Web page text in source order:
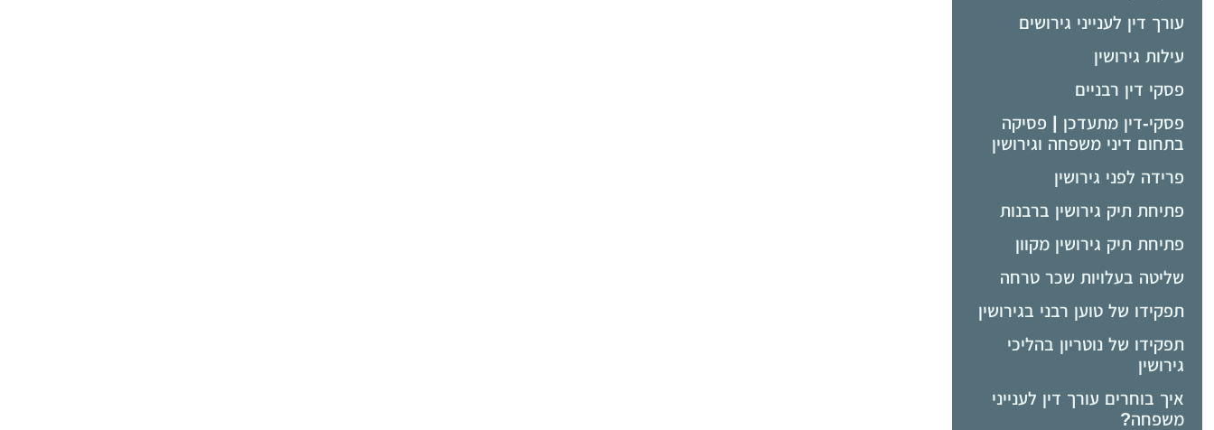
עורך דין לענייני גירושים
עילות גירושין
פסקי דין רבניים
פסקי-דין מתעדכן | פסיקה
בתחום דיני משפחה וגירושין
פרידה לפני גירושין
פתיחת תיק גירושין ברבנות
פתיחת תיק גירושין מקוון
שליטה בעלויות שכר טרחה
תפקידו של טוען רבני בגירושין
תפקידו של נוטריון בהליכי
גירושין
איך בוחרים עורך דין לענייני
משפחה?